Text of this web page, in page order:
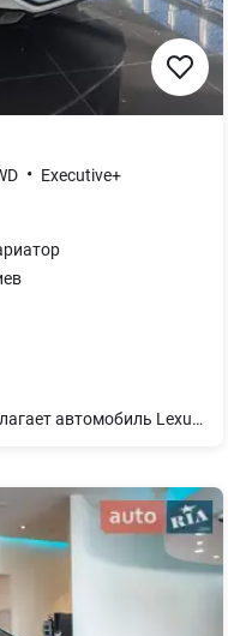
• Executive+
Автосалон Lexus Київ Аеропорт предлагает автомобиль Lexus NX350h в комплектации Executive+. Комплектация авто включает в себя следующие опции: - 18-дюймовые легкосплавные колесные диски; - Светодиодные фары ближнего и дальнего света; - AHB — система автоматического дальнего света; - PKSB — интеллектуальные датчики парковки с функцией автоматического торможения и обнаружения неподвижных объектов вокруг, пешеходов; - Система помощи при парковке с камерой заднего вида с графическими подсказками; - EPB - электромеханический парковочный тормоз; - Цветной 14" сенсорный дисплей Lexus Link Pro; - ACC — адаптивный круиз-контроль с функцией замедления в поворотах; - Электропривод крышки багажника; - Климат-контроль с системой "Nanoe X" — система ионизации воздуха в салоне; - Аудиосистема Lexus Premium с 10 динамиками; - Металлические накладки на пороги передних дверей; А также много других полезных опций! Автомобиль доукомплектован дополнительным оборудованием, стоимость и актуальный перечень уточнять в отделе продаж. Авто доступно для тест-драйва На автомобиле установлено дополнительное оборудование, актуальную стоимость уточнять в отделе продаж